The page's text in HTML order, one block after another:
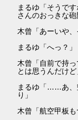
まるゆ「そうで
さんのおっきな
木曾「あーいや、
まるゆ「へっ？」
木曾「自前で持
とは思うんだけど
まるゆ「……あ、
り」
木曾「航空甲板も